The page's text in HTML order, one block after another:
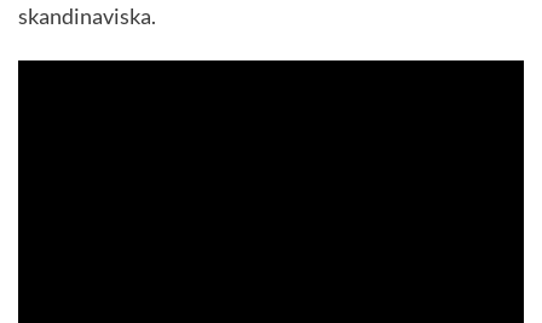
skandinaviska.